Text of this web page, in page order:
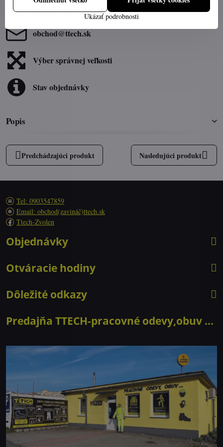
Po-Pia 07:30-16:00
obchod​@ttech​.sk
Výber správnej veľkosti
Stav objednávky
Popis
Predchádzajúci produkt Nasledujúci produkt
Tel: 0903547859
Email: obchod(zavináč)ttech.sk
Ttech-Zvolen
Objednávky
Otváracie hodiny
Dôležité odkazy
Predajňa TTECH-pracovné odevy,obuv ...
Ukázať podrobnosti